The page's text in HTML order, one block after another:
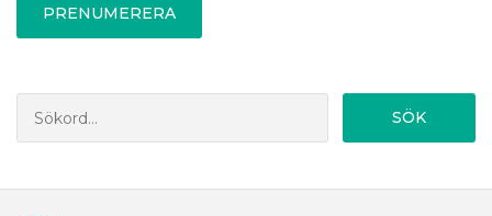
PRENUMERERA
SÖK